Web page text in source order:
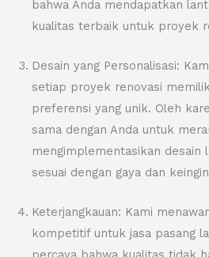
bahwa Anda mendapatkan
kualitas terbaik untuk proyek
Desain yang Personalisasi:
setiap proyek renovasi
preferensi yang unik. Oleh
sama dengan Anda untuk
mengimplementasikan desain
sesuai dengan gaya dan
Keterjangkauan: Kami
kompetitif untuk jasa pasang